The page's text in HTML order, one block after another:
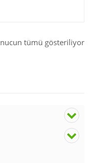
tümü gösteriliyor